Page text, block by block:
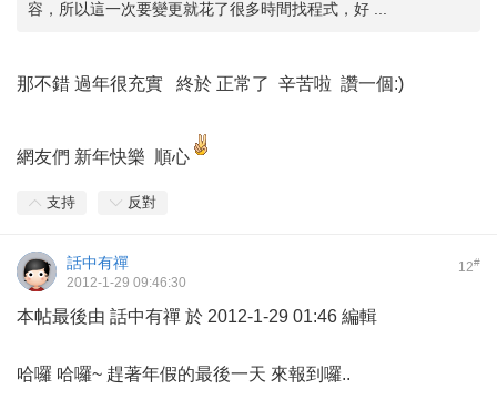
容，所以這一次要變更就花了很多時間找程式，好 ...
那不錯 過年很充實 終於 正常了 辛苦啦 讚一個:)
網友們 新年快樂 順心
支持 反對
12#
話中有禪
2012-1-29 09:46:30
本帖最後由 話中有禪 於 2012-1-29 01:46 編輯
哈囉 哈囉~ 趕著年假的最後一天 來報到囉..